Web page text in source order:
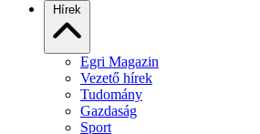
Hírek
Egri Magazin
Vezető hírek
Tudomány
Gazdaság
Sport